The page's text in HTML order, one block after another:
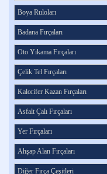
Boya Ruloları
Badana Fırçaları
Oto Yıkama Fırçaları
Çelik Tel Fırçaları
Kalorifer Kazan Fırçaları
Asfalt Çalı Fırçaları
Yer Fırçaları
Ahşap Alan Fırçaları
Diğer Fırça Çeşitleri